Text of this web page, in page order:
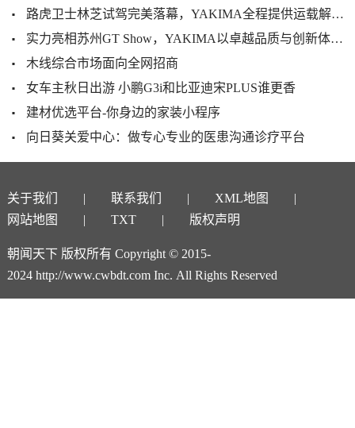
路虎卫士林芝试驾完美落幕，YAKIMA全程提供运载解决方案及技术
实力亮相苏州GT Show，YAKIMA以卓越品质与创新体验打造户外生活新范式
木线综合市场面向全网招商
女车主秋日出游 小鹏G3i和比亚迪宋PLUS谁更香
建材优选平台-你身边的家装小程序
向日葵关爱中心：做专心专业的医患沟通诊疗平台
关于我们 联系我们
XML地图
网站地图
TXT 版权声明
朝闻天下 版权所有 Copyright © 2015-
2024 http://www.cwbdt.com Inc. All Rights Reserved